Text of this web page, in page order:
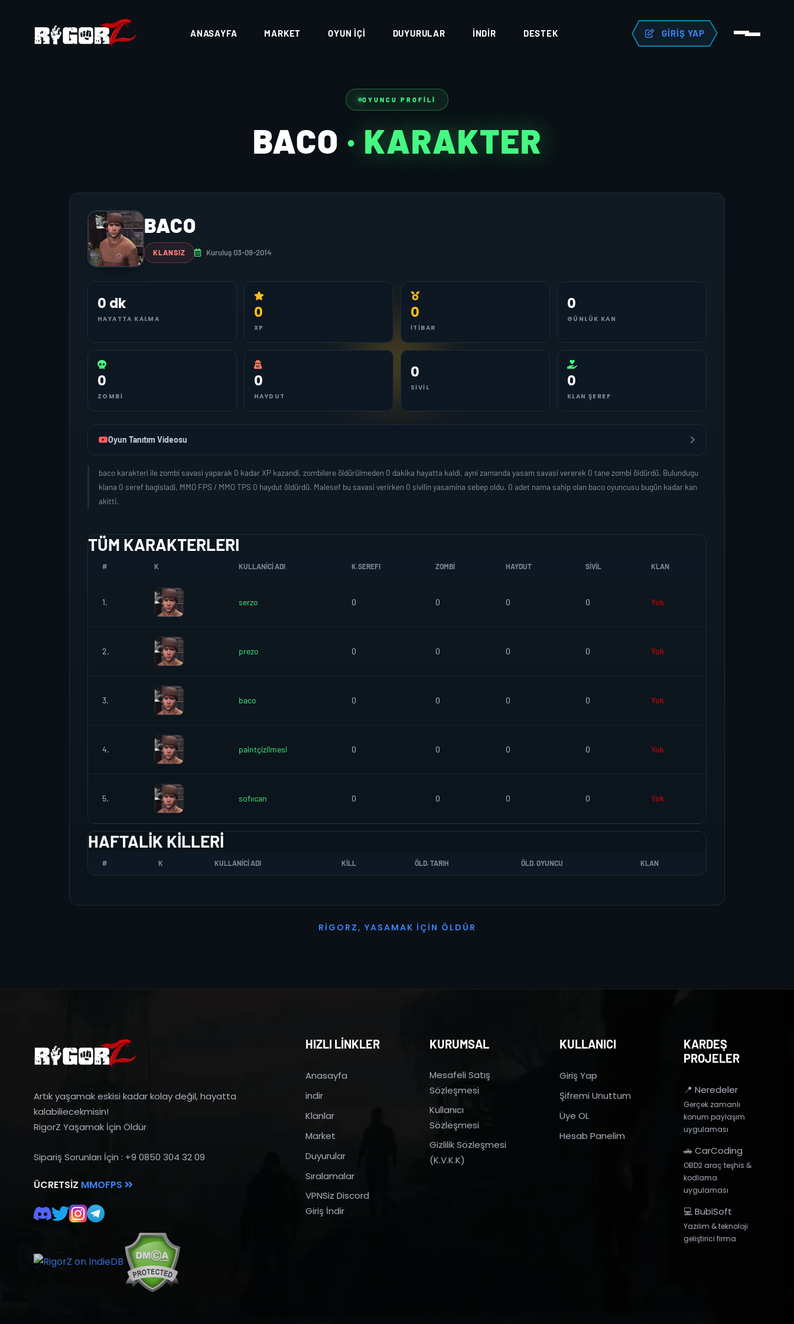
ANASAYFA MARKET OYUN İÇI DUYURULAR İNDIR DESTEK GIRIŞ YAP
OYUNCU PROFILI
BACO · KARAKTER
BACO
KLANSIZ Kuruluş 03-09-2014
0 dk
HAYATTA KALMA 0
XP
0
İTIBAR
0
GÜNLÜK KAN
0
ZOMBI
0
HAYDUT
0
SIVIL 0
KLAN ŞEREF
Oyun Tanıtım Videosu
baco karakteri ile zombi savasi yaparak 0 kadar XP kazandi, zombilere öldürülmeden 0 dakika hayatta kaldi, ayni zamanda yasam savasi vererek 0 tane zombi öldürdü. Bulundugu
klana 0 seref bagisladi, MMO FPS / MMO TPS 0 haydut öldürdü. Malesef bu savasi verirken 0 sivilin yasamina sebep oldu. 0 adet nama sahip olan baco oyuncusu bugün kadar kan
akitti.
TÜM KARAKTERLERI
# K KULLANICI ADI K.SEREFI ZOMBI HAYDUT SIVIL KLAN
1. serzo 0 0 0 0 Yok
2. prezo 0 0 0 0 Yok
3. baco 0 0 0 0 Yok
4. paintçizilmesi 0 0 0 0 Yok
5. sofııcan 0 0 0 0 Yok
HAFTALIK KILLERI
# K KULLANICI ADI KILL ÖLD. TARIH ÖLD. OYUNCU KLAN
R I G O R Z, YASAMAK İ ÇI N Ö L D Ü R
Artık yaşamak eskisi kadar kolay değil, hayatta
kalabiliecekmisin!
RigorZ Yaşamak İçin Öldür
Sipariş Sorunları İçin : +9 0850 304 32 09
ÜCRETSIZ MMOFPS
HIZLI LİNKLER
Anasayfa
indir
Klanlar
Market
Duyurular
Sıralamalar
VPNSiz Discord
Giriş İndir
KURUMSAL
Mesafeli Satış
Sözleşmesi
Kullanıcı
Sözleşmesi
Gizlilik Sözleşmesi
(K.V.K.K)
KULLANICI
Giriş Yap
Şifremi Unuttum
Üye OL
Hesab Panelim
KARDEŞ
PROJELER
📍 Neredeler
Gerçek zamanlı
konum paylaşım
uygulaması
🚗 CarCoding
OBD2 araç teşhis &
kodlama
uygulaması
💻 BubiSoft
Yazılım & teknoloji
geliştirici firma